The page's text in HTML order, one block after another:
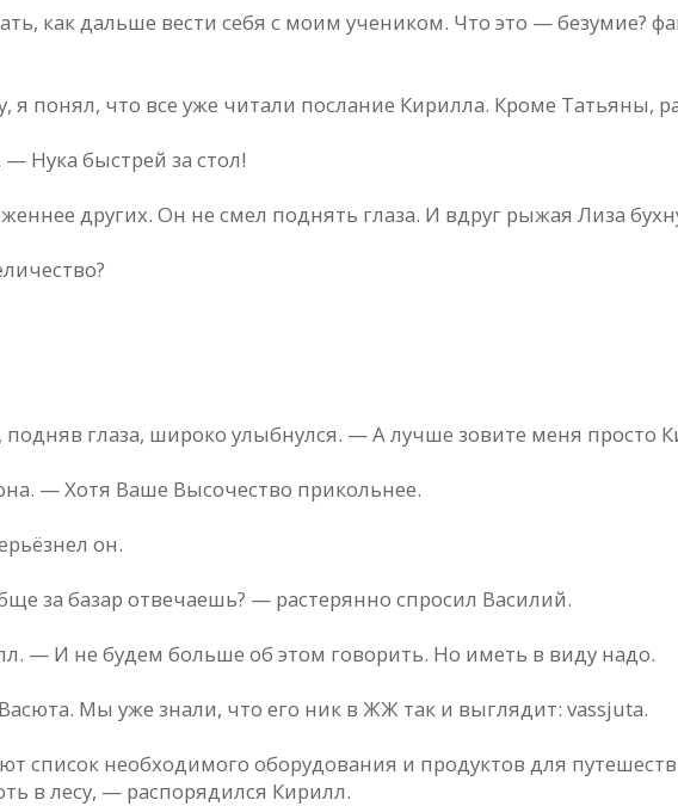
как дальше вести себя с моим учеником. Что это — безумие?
я понял, что все уже читали послание Кирилла. Кроме Татьяны,
Ну­ка быстрей за стол!
других. Он не смел поднять глаза. И вдруг рыжая Лиза
глаза, широко улыбнулся. — А лучше зовите меня просто
— Хотя Ваше Высочество прикольнее.
он.
за базар отвечаешь? — растерянно спросил Василий.
— И не будем больше об этом говорить. Но иметь в виду надо.
Мы уже знали, что его ник в ЖЖ так и выглядит: vassjuta.
список необходимого оборудования и продуктов для
в лесу, — распорядился Кирилл.